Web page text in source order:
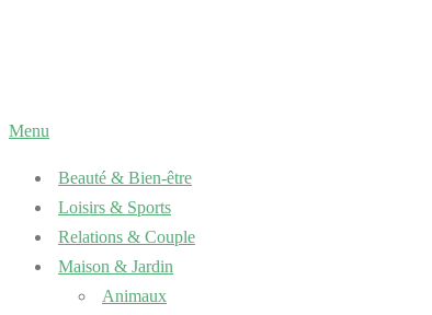
Menu
Beauté & Bien-être
Loisirs & Sports
Relations & Couple
Maison & Jardin
Animaux